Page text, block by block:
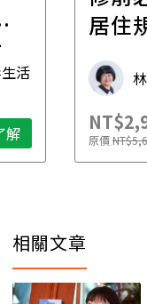
活
解
居住
原價
相關文章